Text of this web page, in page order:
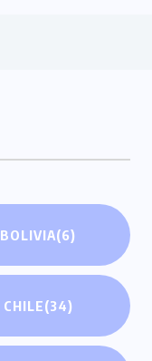
BOLIVIA(6)
CHILE(34)